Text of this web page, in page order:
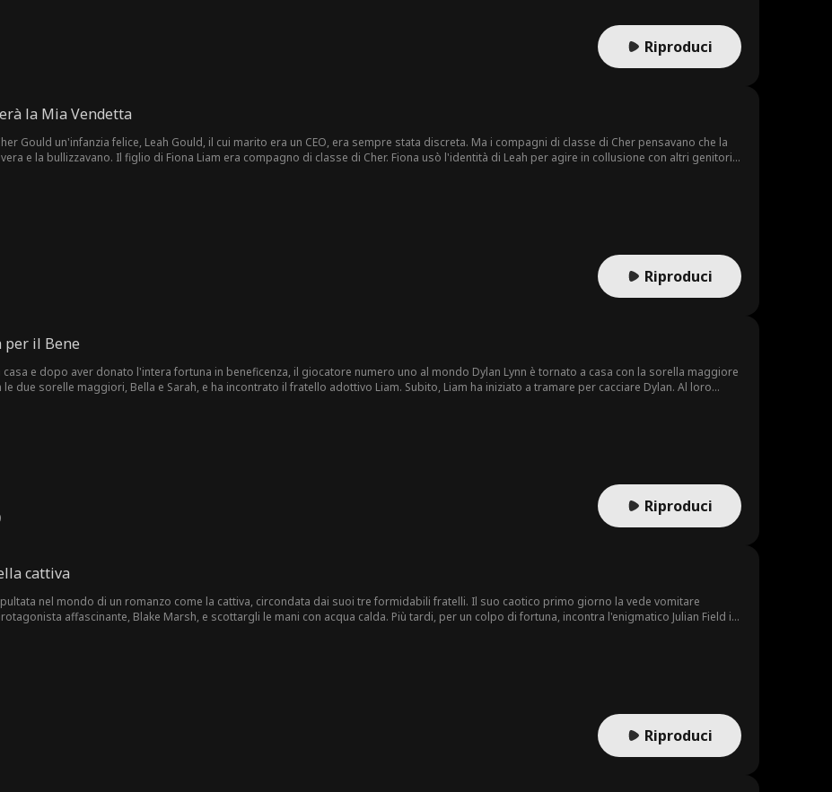
Riproduci
la Mia Vendetta
Gould un'infanzia felice, Leah Gould, il cui marito era un CEO, era sempre stata discreta. Ma i compagni di classe di Cher pensavano che la
e la bullizzavano. Il figlio di Fiona Liam era compagno di classe di Cher. Fiona usò l'identità di Leah per agire in collusione con altri genitori e
Riproduci
per il Bene
e dopo aver donato l'intera fortuna in beneficenza, il giocatore numero uno al mondo Dylan Lynn è tornato a casa con la sorella maggiore
le due sorelle maggiori, Bella e Sarah, e ha incontrato il fratello adottivo Liam. Subito, Liam ha iniziato a tramare per cacciare Dylan. Al loro
Riproduci
cattiva
nel mondo di un romanzo come la cattiva, circondata dai suoi tre formidabili fratelli. Il suo caotico primo giorno la vede vomitare
affascinante, Blake Marsh, e scottargli le mani con acqua calda. Più tardi, per un colpo di fortuna, incontra l'enigmatico Julian Field in
Riproduci